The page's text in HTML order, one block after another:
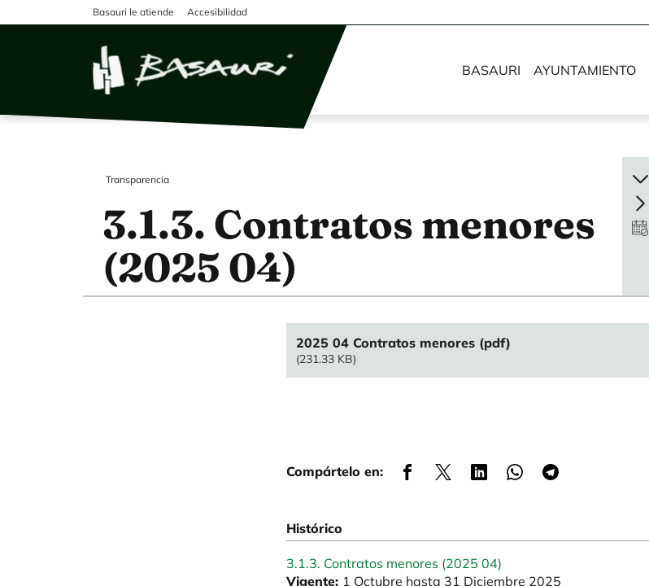
Pasar al contenido principal
Basauri le atiende Accesibilidad
BASAURI AYUNTAMIENTO
Transparencia
3.1.3. Contratos menores
(2025 04)
File
2025 04 Contratos menores (pdf)
(231.33 KB)
Compártelo en:
Histórico
3.1.3. Contratos menores (2025 04)
Vigente: 1 Octubre hasta 31 Diciembre 2025